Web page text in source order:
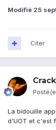
Modifié 25
Citer
La bidouille
d'UOT et c'est